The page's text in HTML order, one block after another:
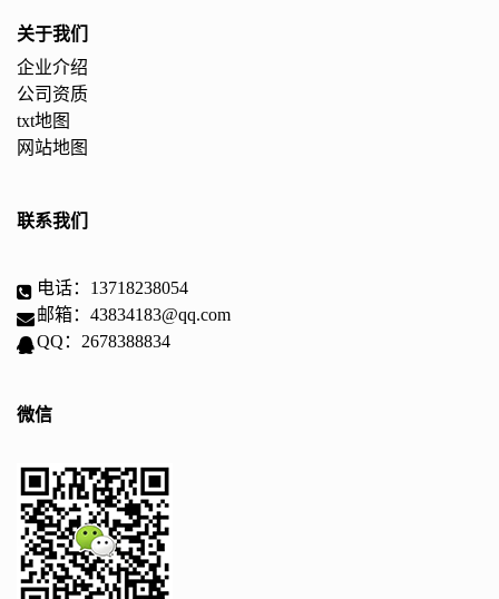
关于我们
企业介绍
公司资质
txt地图
网站地图
联系我们
电话：13718238054
邮箱：43834183@qq.com
QQ：2678388834
微信